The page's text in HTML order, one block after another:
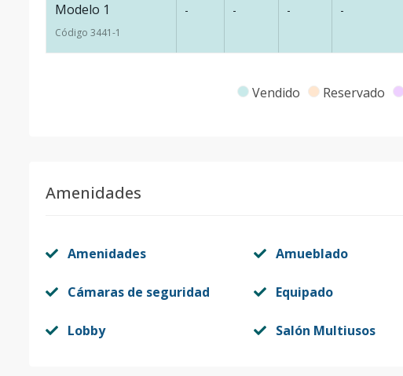
Modelo 1
Código 3441-1
- - - -
Vendido Reservado
Amenidades
Amenidades Amueblado
Cámaras de seguridad Equipado
Lobby Salón Multiusos